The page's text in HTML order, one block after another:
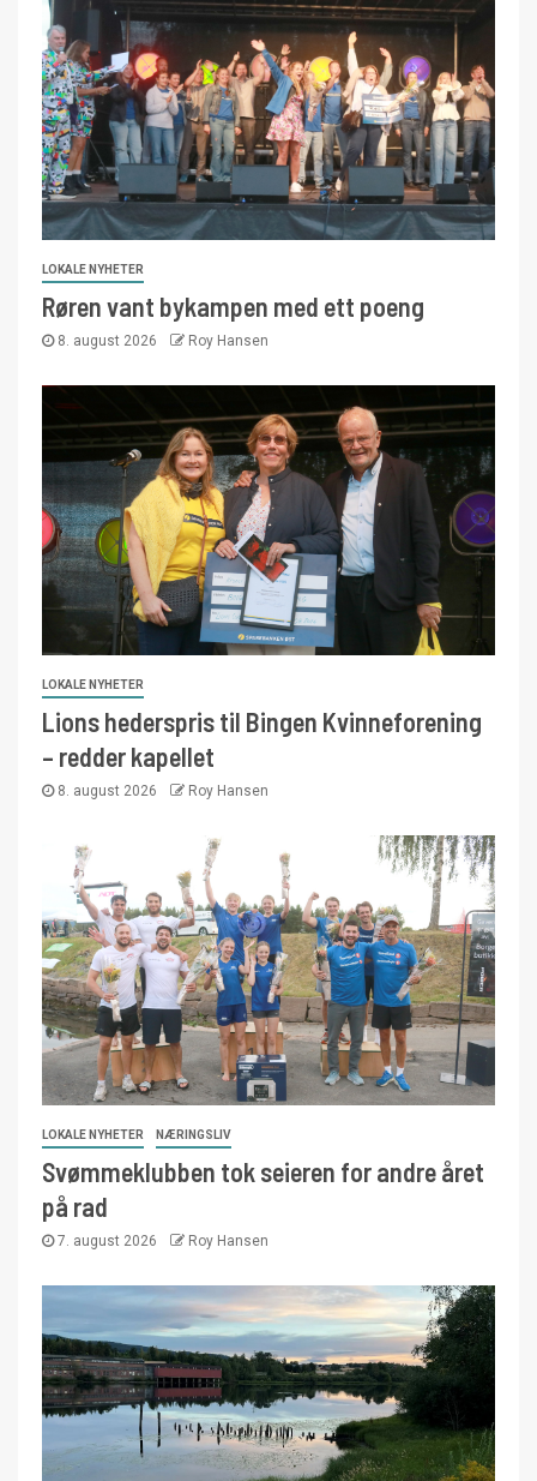
LOKALE NYHETER
Røren vant bykampen med ett poeng
8. august 2026 Roy Hansen
LOKALE NYHETER
Lions hederspris til Bingen Kvinneforening
– redder kapellet
8. august 2026 Roy Hansen
LOKALE NYHETER NÆRINGSLIV
Svømmeklubben tok seieren for andre året
på rad
7. august 2026 Roy Hansen